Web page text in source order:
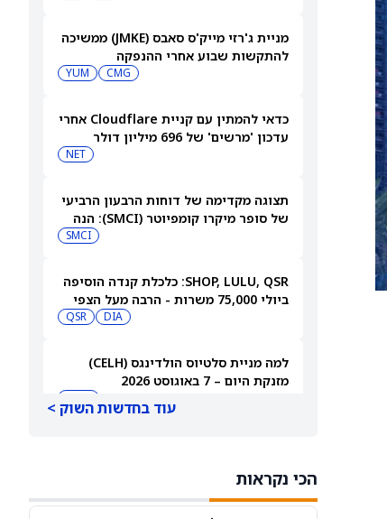
מניית ג'רזי מייק'ס סאבס (JMKE) ממשיכה
להתקשות שבוע אחרי ההנפקה
CMG
YUM
כדאי להמתין עם קניית Cloudflare אחרי
עדכון 'מרשים' של 696 מיליון דולר
NET
תצוגה מקדימה של דוחות הרבעון הרביעי
של סופר מיקרו קומפיוטר (SMCI): הנה
SMCI
SHOP, LULU, QSR: כלכלת קנדה הוסיפה
ביולי 75,000 משרות - הרבה מעל הצפי
DIA
QSR
למה מניית סלטיוס הולדינגס (CELH)
מזנקת היום – 7 באוגוסט 2026
הסיבה
עוד בחדשות השוק >
הכי נקראות